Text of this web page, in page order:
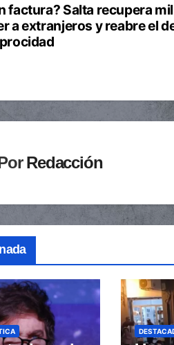
factura? Salta recupera
a extranjeros y reabre el
Redacción